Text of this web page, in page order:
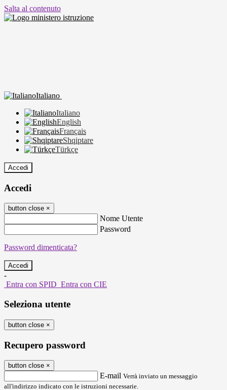
Salta al contenuto
Italiano
Italiano
English
Français
Shqiptare
Türkçe
Accedi
Accedi
button close ×
Nome Utente
Password
Password dimenticata?
-
Entra con SPID Entra con CIE
Seleziona utente
button close ×
Recupero password
button close ×
E-mail Verrà inviato un messaggio
all'indirizzo indicato con le istruzioni necessarie.